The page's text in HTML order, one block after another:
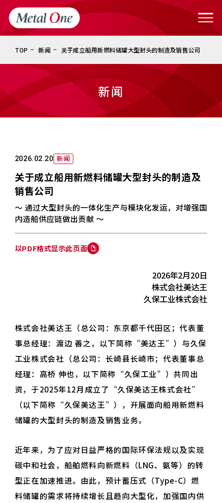
TOP 新闻 关于成立船用新燃料储罐大型封头的制造及销售公司
新闻
2026.02.20 新闻
关于成立船用新燃料储罐大型封头的制造及
销售公司
～ 通过大型封头的一体化生产与模块化发运，对增强国
内造船供应链做出贡献 ～
以PDF格式显示此页面
2026年2月20日
株式会社美达王
久保工业株式会社
株式会社美达王（总公司：东京都千代田区；代表董
事总经理：渡边 善之，以下简称“美达王”）与久保
工业株式会社（总公司：长崎县长崎市；代表董事总
经理：高桥 伸也，以下简称“久保工业”）共同出
资，于2025年12月成立了“久保美达王株式会社”
（以下简称“久保美达王”），开展面向船用新燃料
储罐的大型封头的制造及销售业务。
近年来，为了应对日益严格的国际环保法规以及实现
碳中和社会，船舶燃料向新燃料（LNG、氨等）的转
型正在加速推进。由此，预计蓄压式（Type-C）燃
料储罐的需求将持续增长且趋向大型化，加强国内供